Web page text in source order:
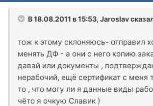
В 18.08.2011 в 15:53, Jaroslav
тож к этому склоняюсь- отправил
менять ДФ - а они с него копию
давай или документы ,
нерабочий, ещё сертификат с меня
то , что могу ли я данные виды
чёто я очкую Славик )